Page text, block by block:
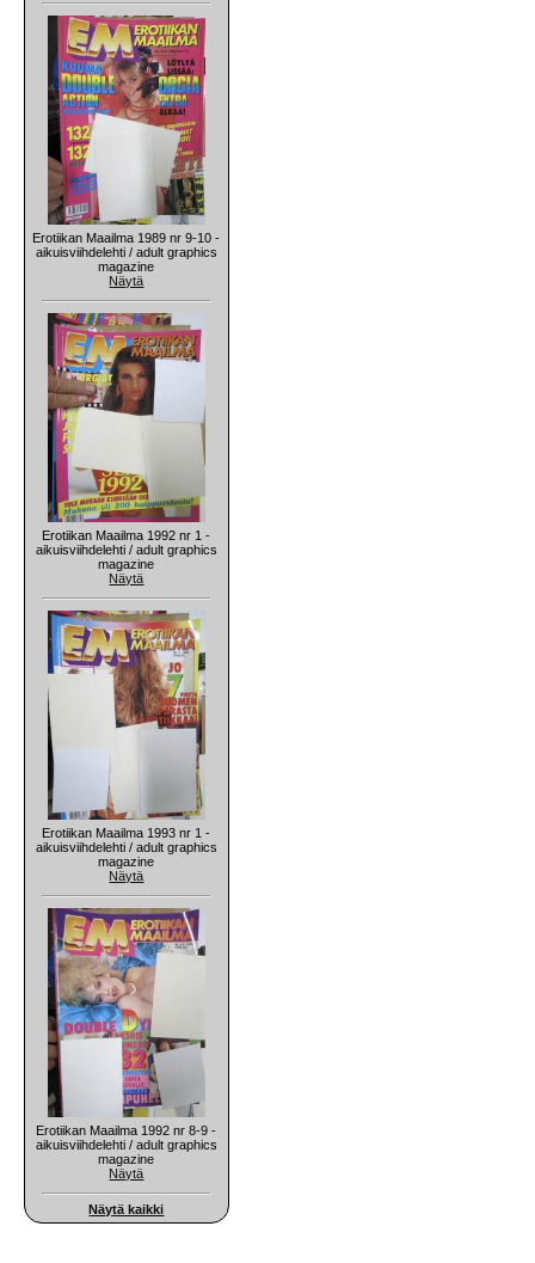
Erotiikan Maailma 1989 nr 9-10 -
aikuisviihdelehti / adult graphics
magazine
Näytä
Erotiikan Maailma 1992 nr 1 -
aikuisviihdelehti / adult graphics
magazine
Näytä
Erotiikan Maailma 1993 nr 1 -
aikuisviihdelehti / adult graphics
magazine
Näytä
Erotiikan Maailma 1992 nr 8-9 -
aikuisviihdelehti / adult graphics
magazine
Näytä
Näytä kaikki